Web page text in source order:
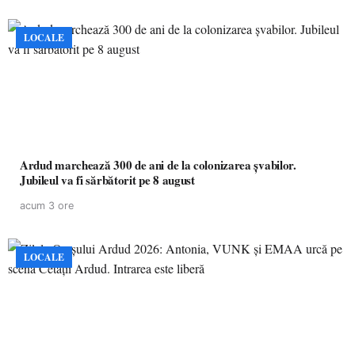
LOCALE
Ardud marchează 300 de ani de la colonizarea șvabilor.
Jubileul va fi sărbătorit pe 8 august
acum 3 ore
LOCALE